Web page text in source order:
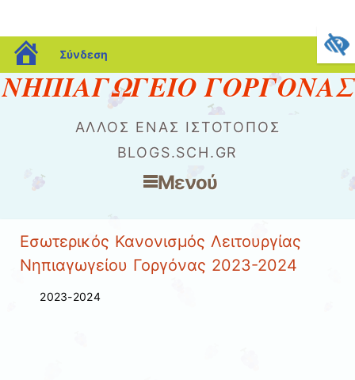
blogs.sch.gr
Σύνδεση
ΝΗΠΙΑΓΩΓΕΙΟ ΓΟΡΓΟΝΑΣ
ΆΛΛΟΣ ΈΝΑΣ ΙΣΤΌΤΟΠΟΣ
BLOGS.SCH.GR
Μενού
Εσωτερικός Κανονισμός Λειτουργίας
Νηπιαγωγείου Γοργόνας 2023-2024
2023-2024